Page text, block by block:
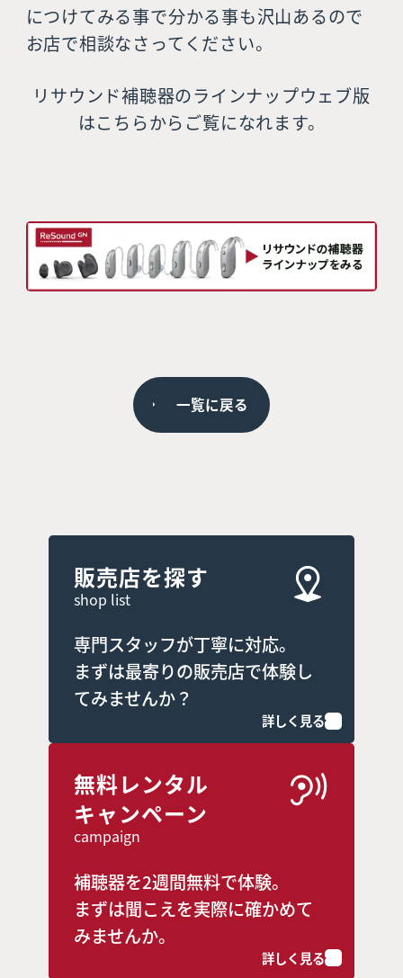
につけてみる事で分かる事も沢山あるので
お店で相談なさってください。
リサウンド補聴器のラインナップウェブ版
はこちらからご覧になれます。
一覧に戻る
販売店を探す
shop list
専門スタッフが丁寧に対応。
まずは最寄りの販売店で体験し
てみませんか？
詳しく見る
無料レンタル
キャンペーン
campaign
補聴器を2週間無料で体験。
まずは聞こえを実際に確かめて
みませんか。
詳しく見る